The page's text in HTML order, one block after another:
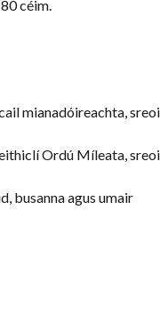
céim.
mianadóireachta,
Ordú Míleata,
busanna agus umair